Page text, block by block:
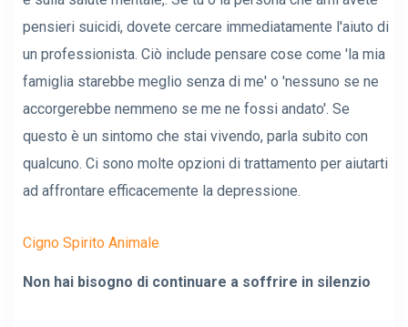
pensieri suicidi, dovete cercare immediatamente l'aiuto di
un professionista. Ciò include pensare cose come 'la mia
famiglia starebbe meglio senza di me' o 'nessuno se ne
accorgerebbe nemmeno se me ne fossi andato'. Se
questo è un sintomo che stai vivendo, parla subito con
qualcuno. Ci sono molte opzioni di trattamento per aiutarti
ad affrontare efficacemente la depressione.
Cigno Spirito Animale
Non hai bisogno di continuare a soffrire in silenzio